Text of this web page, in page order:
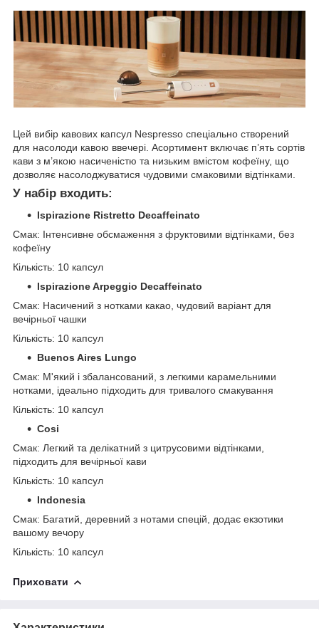
Цей вибір кавових капсул Nespresso спеціально створений
для насолоди кавою ввечері. Асортимент включає п’ять сортів
кави з м’якою насиченістю та низьким вмістом кофеїну, що
дозволяє насолоджуватися чудовими смаковими відтінками.
У набір входить:
Ispirazione Ristretto Decaffeinato
Смак: Інтенсивне обсмаження з фруктовими відтінками, без
кофеїну
Кількість: 10 капсул
Ispirazione Arpeggio Decaffeinato
Смак: Насичений з нотками какао, чудовий варіант для
вечірньої чашки
Кількість: 10 капсул
Buenos Aires Lungo
Смак: М'який і збалансований, з легкими карамельними
нотками, ідеально підходить для тривалого смакування
Кількість: 10 капсул
Cosi
Смак: Легкий та делікатний з цитрусовими відтінками,
підходить для вечірньої кави
Кількість: 10 капсул
Indonesia
Смак: Багатий, деревний з нотами спецій, додає екзотики
вашому вечору
Кількість: 10 капсул
Приховати